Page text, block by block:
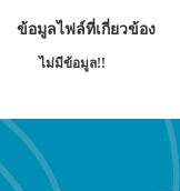
ข้อมูลไฟล์ที่เกี่ยวข้อง
ไม่มีข้อมูล!!